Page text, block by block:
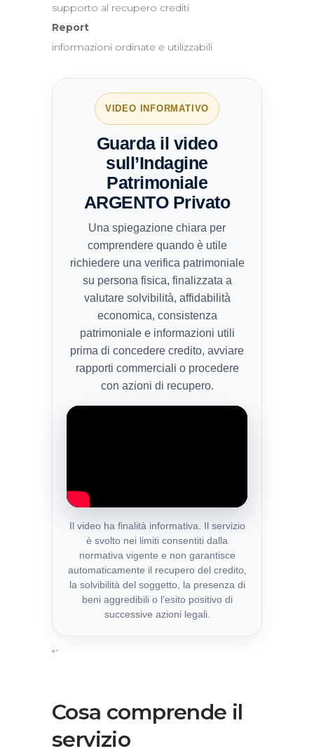
supporto al recupero crediti
Report
informazioni ordinate e utilizzabili
VIDEO INFORMATIVO
Guarda il video
sull’Indagine
Patrimoniale
ARGENTO Privato
Una spiegazione chiara per
comprendere quando è utile
richiedere una verifica patrimoniale
su persona fisica, finalizzata a
valutare solvibilità, affidabilità
economica, consistenza
patrimoniale e informazioni utili
prima di concedere credito, avviare
rapporti commerciali o procedere
con azioni di recupero.
Il video ha finalità informativa. Il servizio
è svolto nei limiti consentiti dalla
normativa vigente e non garantisce
automaticamente il recupero del credito,
la solvibilità del soggetto, la presenza di
beni aggredibili o l’esito positivo di
successive azioni legali.
“`
Cosa comprende il
servizio